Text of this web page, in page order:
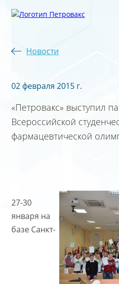
Новости
02 февраля 2015 г.
«Петровакс» выступил
Всероссийской
фармацевтической
27-30
января на
базе Санкт-